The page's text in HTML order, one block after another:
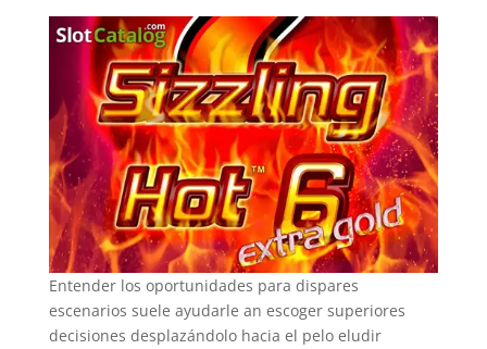
Entender los oportunidades para dispares
escenarios suele ayudarle an escoger superiores
decisiones desplazándolo hacia el pelo eludir